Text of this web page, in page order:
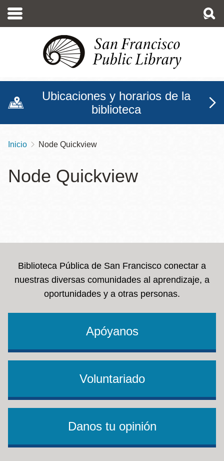
contenido
Ubicaciones y horarios de la
biblioteca
Sobrescribir
de
navegación
Inicio Node Quickview
Node Quickview
Biblioteca Pública de San Francisco conectar a
nuestras diversas comunidades al aprendizaje, a
oportunidades y a otras personas.
Apóyanos
Voluntariado
Danos tu opinión